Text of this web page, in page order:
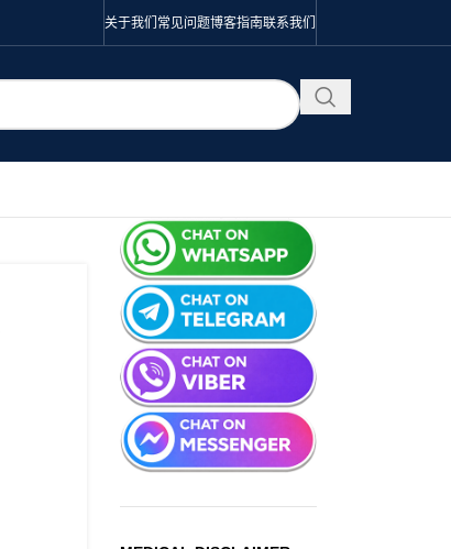
关于我们 常见问题博客指南联系我们